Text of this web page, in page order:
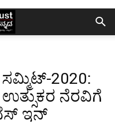
2020:
ನೆರವಿಗೆ
ಇನ್